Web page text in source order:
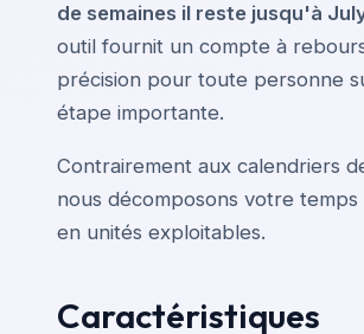
de semaines il reste jusqu'à
outil fournit un compte à
précision pour toute personne
étape importante.
Contrairement aux calendriers
nous décomposons votre
en unités exploitables.
Caractéristiques